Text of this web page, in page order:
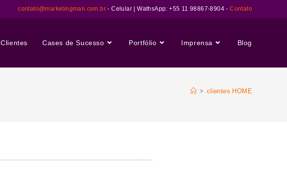
contato@marketingman.com.br- Celular | WathsApp: +55 11 98867-8904 -Contato
Clientes Cases de Sucesso Portfólio Imprensa Blog
> clientes HOME